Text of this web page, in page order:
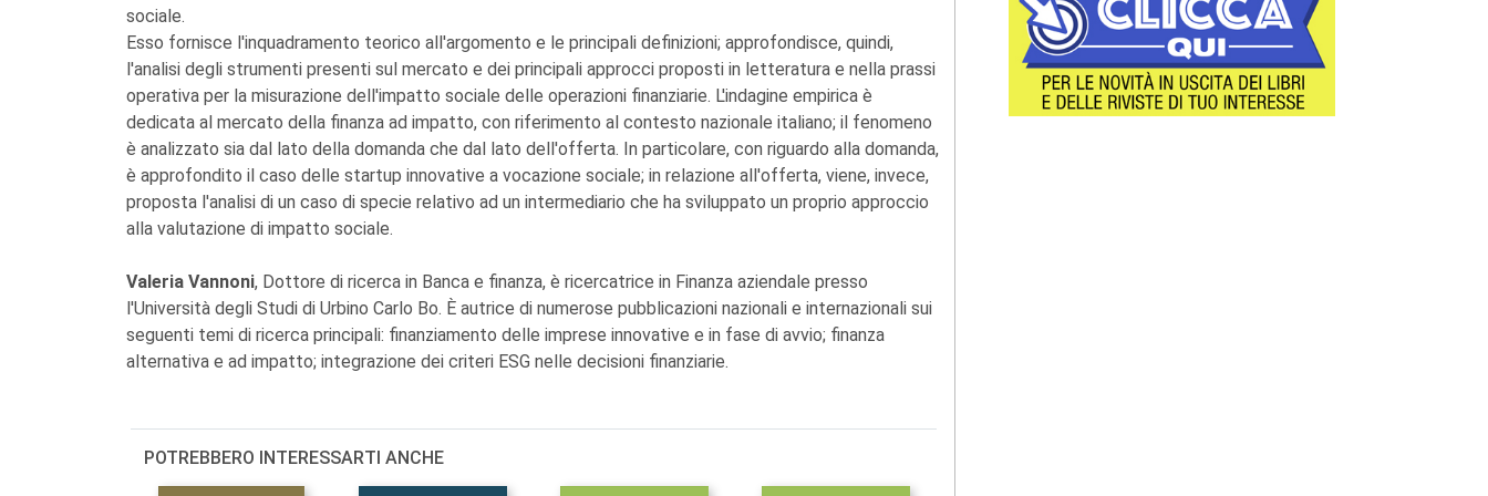
sociale.
Esso fornisce l'inquadramento teorico all'argomento e le principali definizioni; approfondisce, quindi,
l'analisi degli strumenti presenti sul mercato e dei principali approcci proposti in letteratura e nella prassi
operativa per la misurazione dell'impatto sociale delle operazioni finanziarie. L'indagine empirica è
dedicata al mercato della finanza ad impatto, con riferimento al contesto nazionale italiano; il fenomeno
è analizzato sia dal lato della domanda che dal lato dell'offerta. In particolare, con riguardo alla domanda,
è approfondito il caso delle startup innovative a vocazione sociale; in relazione all'offerta, viene, invece,
proposta l'analisi di un caso di specie relativo ad un intermediario che ha sviluppato un proprio approccio
alla valutazione di impatto sociale.
Valeria Vannoni, Dottore di ricerca in Banca e finanza, è ricercatrice in Finanza aziendale presso
l'Università degli Studi di Urbino Carlo Bo. È autrice di numerose pubblicazioni nazionali e internazionali sui
seguenti temi di ricerca principali: finanziamento delle imprese innovative e in fase di avvio; finanza
alternativa e ad impatto; integrazione dei criteri ESG nelle decisioni finanziarie.
POTREBBERO INTERESSARTI ANCHE